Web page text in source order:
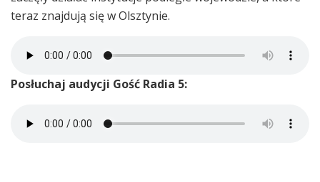
teraz znajdują się w Olsztynie.
Posłuchaj audycji Gość Radia 5: